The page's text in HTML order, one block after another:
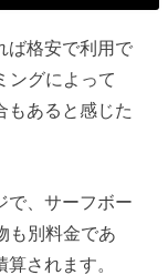
ば格安で利用で
ングによって
もあると感じた
で、サーフボー
も別料金であ
されます。